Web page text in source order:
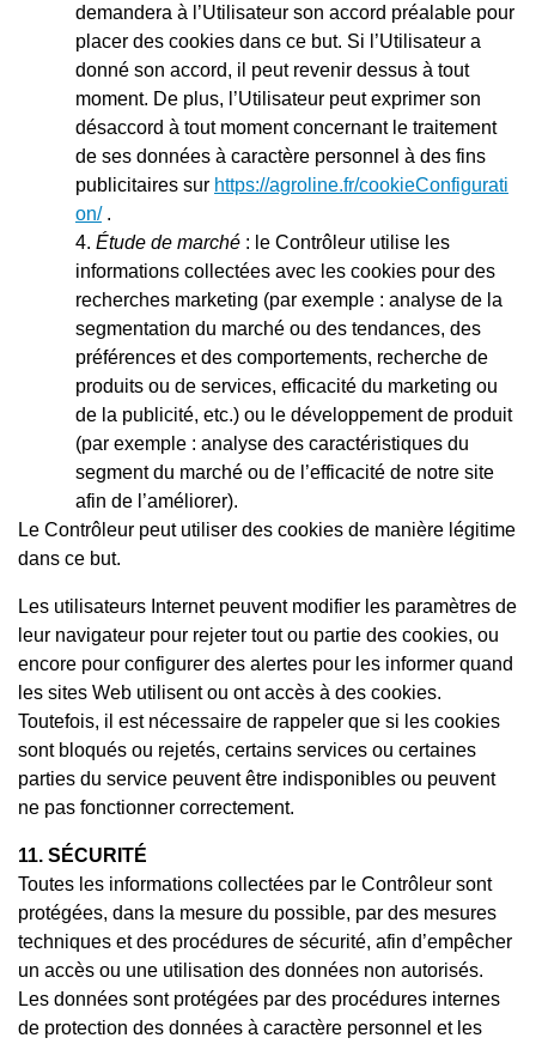
demandera à l’Utilisateur son accord préalable pour
placer des cookies dans ce but. Si l’Utilisateur a
donné son accord, il peut revenir dessus à tout
moment. De plus, l’Utilisateur peut exprimer son
désaccord à tout moment concernant le traitement
de ses données à caractère personnel à des fins
publicitaires sur https://agroline.fr/cookieConfigurati
on/.
Étude de marché : le Contrôleur utilise les
informations collectées avec les cookies pour des
recherches marketing (par exemple : analyse de la
segmentation du marché ou des tendances, des
préférences et des comportements, recherche de
produits ou de services, efficacité du marketing ou
de la publicité, etc.) ou le développement de produit
(par exemple : analyse des caractéristiques du
segment du marché ou de l’efficacité de notre site
afin de l’améliorer).
Le Contrôleur peut utiliser des cookies de manière légitime
dans ce but.
Les utilisateurs Internet peuvent modifier les paramètres de
leur navigateur pour rejeter tout ou partie des cookies, ou
encore pour configurer des alertes pour les informer quand
les sites Web utilisent ou ont accès à des cookies.
Toutefois, il est nécessaire de rappeler que si les cookies
sont bloqués ou rejetés, certains services ou certaines
parties du service peuvent être indisponibles ou peuvent
ne pas fonctionner correctement.
11. SÉCURITÉ
Toutes les informations collectées par le Contrôleur sont
protégées, dans la mesure du possible, par des mesures
techniques et des procédures de sécurité, afin d’empêcher
un accès ou une utilisation des données non autorisés.
Les données sont protégées par des procédures internes
de protection des données à caractère personnel et les